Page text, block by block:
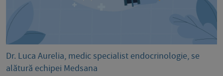
Dr. Luca Aurelia, medic specialist endocrinologie, se
alătură echipei Medsana